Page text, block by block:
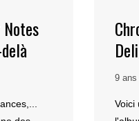
9 ans
Voici